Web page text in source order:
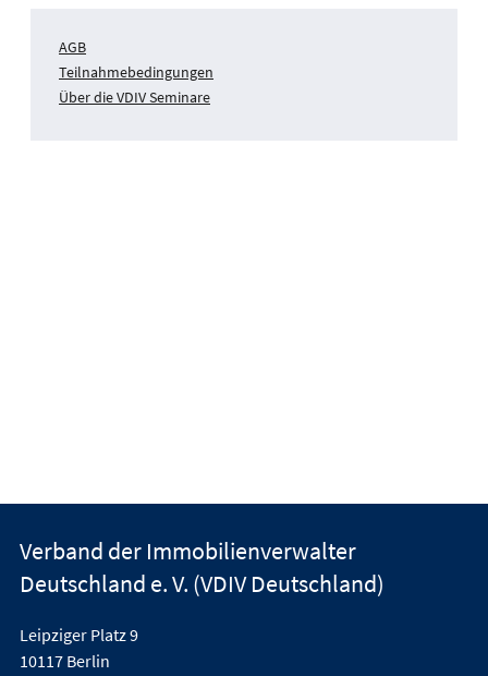
AGB
Teilnahmebedingungen
Über die VDIV Seminare
Verband der Immobilienverwalter
Deutschland e. V. (VDIV Deutschland)
Leipziger Platz 9
10117 Berlin